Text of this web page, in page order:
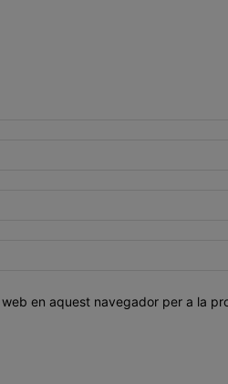
en aquest navegador per a la